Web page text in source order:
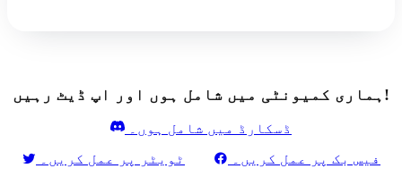
ہماری کمیونٹی میں شامل ہوں اور اپ ڈیٹ رہیں!
ڈسکارڈ میں شامل ہوں۔
ٹویٹر پر عمل کریں۔
فیس بک پر عمل کریں۔